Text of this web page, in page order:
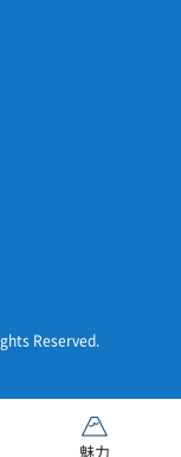
魅力
Reserved.